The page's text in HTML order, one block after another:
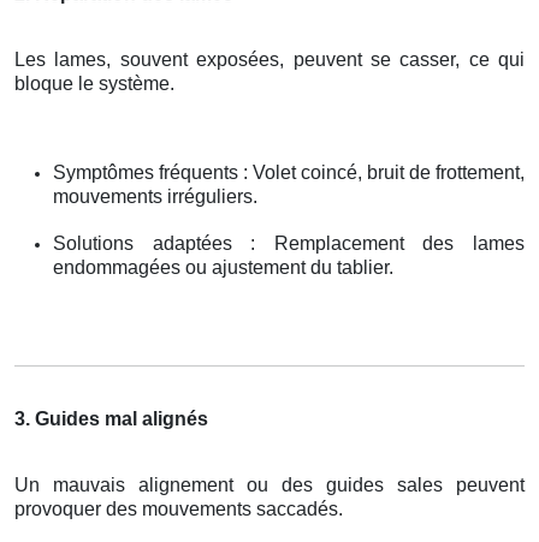
Les lames, souvent exposées, peuvent se casser, ce qui
bloque le système.
Symptômes fréquents : Volet coincé, bruit de frottement,
mouvements irréguliers.
Solutions adaptées : Remplacement des lames
endommagées ou ajustement du tablier.
3. Guides mal alignés
Un mauvais alignement ou des guides sales peuvent
provoquer des mouvements saccadés.